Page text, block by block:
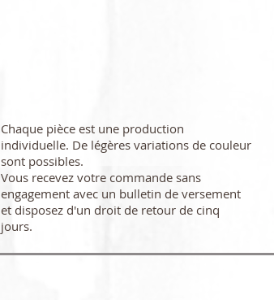
Chaque pièce est une production
individuelle. De légères variations de couleur
sont possibles.
Vous recevez votre commande sans
engagement avec un bulletin de versement
et disposez d'un droit de retour de cinq
jours.